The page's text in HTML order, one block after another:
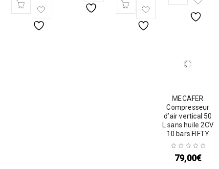
MECAFER
Compresseur
d’air vertical 50
L sans huile 2CV
10 bars FIFTY
79,00€